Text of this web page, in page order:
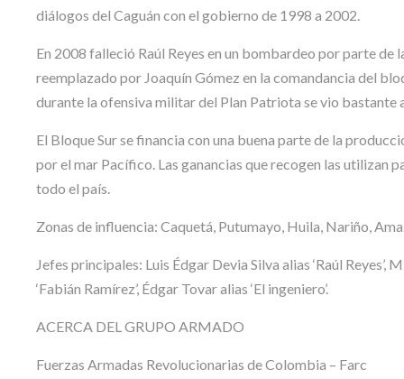
diálogos del Caguán con el gobierno de 1998 a 2002.
En 2008 falleció Raúl Reyes en un bombardeo por parte
reemplazado por Joaquín Gómez en la comandancia del
durante la ofensiva militar del Plan Patriota se vio bastante
El Bloque Sur se financia con una buena parte de la
por el mar Pacífico. Las ganancias que recogen las utilizan
todo el país.
Zonas de influencia: Caquetá, Putumayo, Huila, Nariño,
Jefes principales: Luis Édgar Devia Silva alias ‘Raúl Reyes’,
‘Fabián Ramírez’, Édgar Tovar alias ‘El ingeniero’.
ACERCA DEL GRUPO ARMADO
Fuerzas Armadas Revolucionarias de Colombia – Farc